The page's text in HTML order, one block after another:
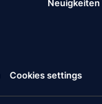
Neuigkeiten
Cookies settings